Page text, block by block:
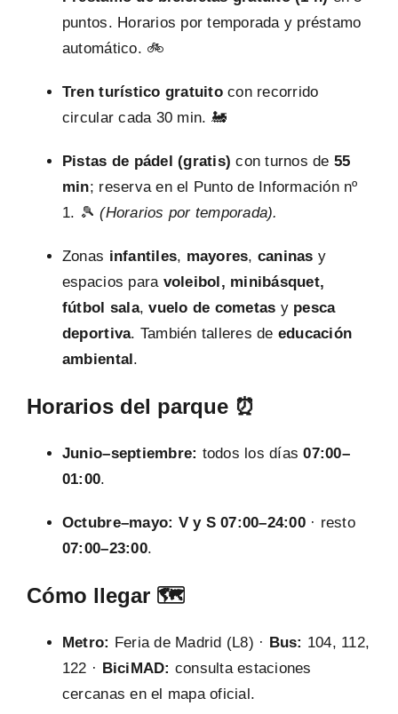
puntos. Horarios por temporada y préstamo
automático. 🚲
Tren turístico gratuitocon recorrido
circular cada 30 min. 🚂
Pistas de pádel (gratis) con turnos de 55
min; reserva en el Punto de Información nº
1. 🎾(Horarios por temporada).
Zonas infantiles, mayores, caninas y
espacios para voleibol, minibásquet,
fútbol sala,vuelo de cometas y pesca
deportiva. También talleres de educación
ambiental.
Horarios del parque ⏰
Junio–septiembre: todos los días07:00–
01:00.
Octubre–mayo: V y S 07:00–24:00· resto
07:00–23:00.
Cómo llegar 🗺️
Metro: Feria de Madrid (L8) · Bus: 104, 112,
122 · BiciMAD: consulta estaciones
cercanas en el mapa oficial.